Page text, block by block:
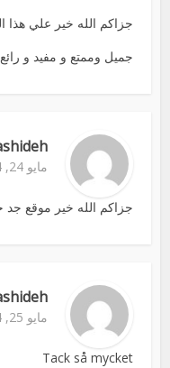
جزاكم الله خير علي هذا
جميل وممتع و مفيد و رائع
مايو 24, 2014 الساعة 5:57 م
جزاكم الله خير موقع جد
مايو 25, 2014 الساعة 6:49 ص
Tack så mycket